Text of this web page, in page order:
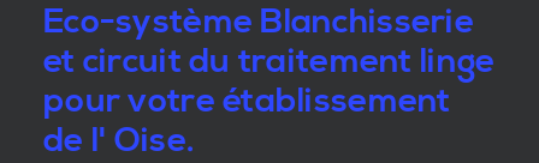
Eco-système Blanchisserie
et circuit du traitement linge
pour votre établissement
de l' Oise.